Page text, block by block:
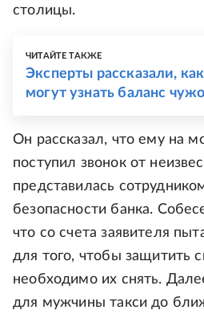
столицы.
ЧИТАЙТЕ ТАКЖЕ
Эксперты рассказали,
могут узнать баланс
Он рассказал, что ему на
поступил звонок от
представилась
безопасности банка.
что со счета заявителя
для того, чтобы защитить
необходимо их снять.
для мужчины такси до